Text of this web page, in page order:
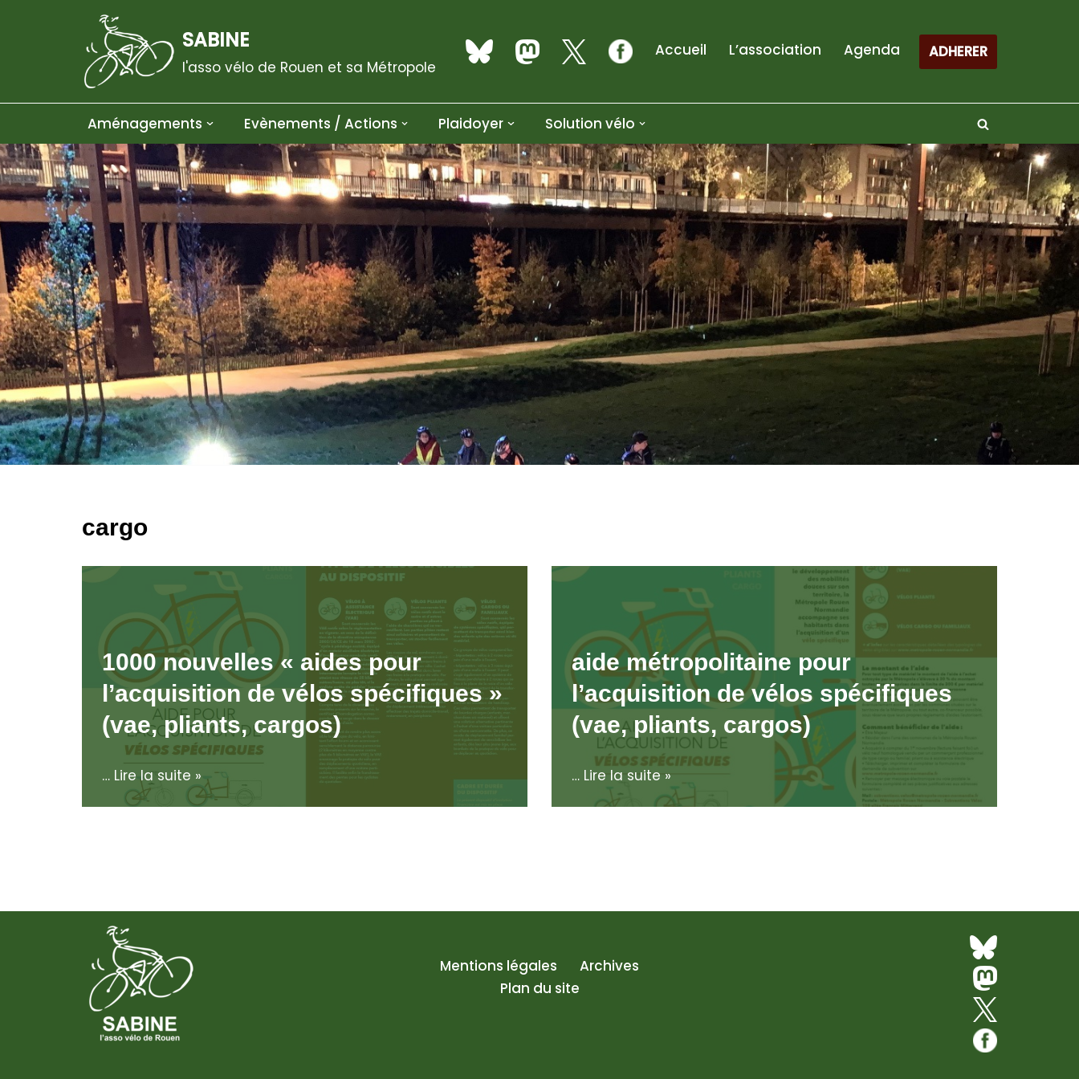
SABINE
l'asso vélo de Rouen et sa Métropole
Accueil L’association Agenda ADHERER
Aménagements Evènements / Actions Plaidoyer Solution vélo
cargo
1000 nouvelles « aides pour
l’acquisition de vélos spécifiques »
(vae, pliants, cargos)
… Lire la suite »
aide métropolitaine pour
l’acquisition de vélos spécifiques
(vae, pliants, cargos)
… Lire la suite »
Mentions légales
Archives
Plan du site